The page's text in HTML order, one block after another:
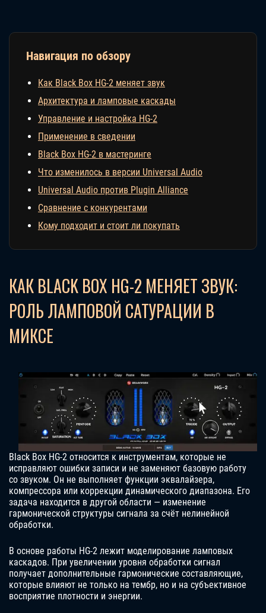
Навигация по обзору
Как Black Box HG-2 меняет звук
Архитектура и ламповые каскады
Управление и настройка HG-2
Применение в сведении
Black Box HG-2 в мастеринге
Что изменилось в версии Universal Audio
Universal Audio против Plugin Alliance
Сравнение с конкурентами
Кому подходит и стоит ли покупать
КАК BLACK BOX HG-2 МЕНЯЕТ ЗВУК:
РОЛЬ ЛАМПОВОЙ САТУРАЦИИ В
МИКСЕ
Black Box HG-2 относится к инструментам, которые не
исправляют ошибки записи и не заменяют базовую работу
со звуком. Он не выполняет функции эквалайзера,
компрессора или коррекции динамического диапазона. Его
задача находится в другой области — изменение
гармонической структуры сигнала за счёт нелинейной
обработки.
В основе работы HG-2 лежит моделирование ламповых
каскадов. При увеличении уровня обработки сигнал
получает дополнительные гармонические составляющие,
которые влияют не только на тембр, но и на субъективное
восприятие плотности и энергии.